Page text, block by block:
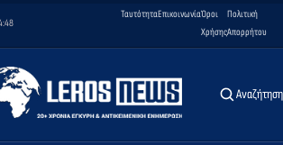
ΤαυτότηταΕπικοινωνίαΌροι
Χρήσης
Πολιτική
Απορρήτου
Αναζήτηση